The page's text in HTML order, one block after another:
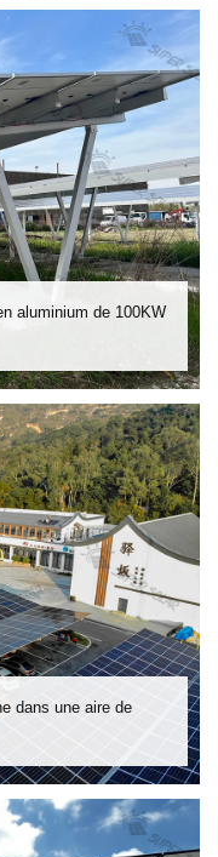
aluminium de 100KW
dans une aire de